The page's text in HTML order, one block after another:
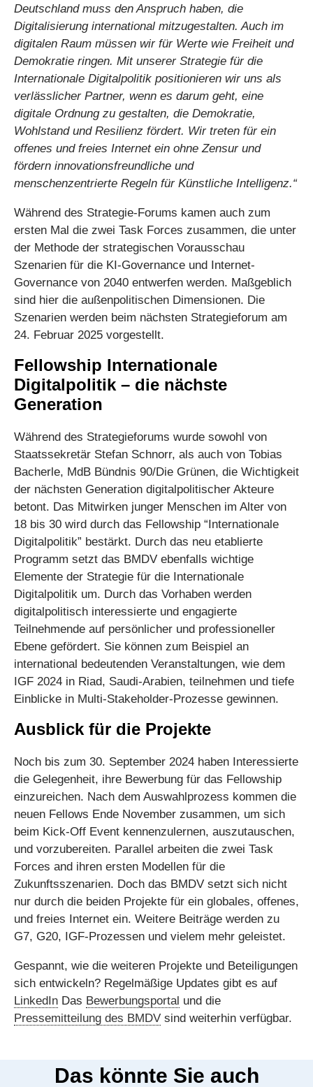
Deutschland muss den Anspruch haben, die
Digitalisierung international mitzugestalten. Auch im
digitalen Raum müssen wir für Werte wie Freiheit und
Demokratie ringen. Mit unserer Strategie für die
Internationale Digitalpolitik positionieren wir uns als
verlässlicher Partner, wenn es darum geht, eine
digitale Ordnung zu gestalten, die Demokratie,
Wohlstand und Resilienz fördert. Wir treten für ein
offenes und freies Internet ein ohne Zensur und
fördern innovationsfreundliche und
menschenzentrierte Regeln für Künstliche Intelligenz.“
Während des Strategie-Forums kamen auch zum
ersten Mal die zwei Task Forces zusammen, die unter
der Methode der strategischen Vorausschau
Szenarien für die KI-Governance und Internet-
Governance von 2040 entwerfen werden. Maßgeblich
sind hier die außenpolitischen Dimensionen. Die
Szenarien werden beim nächsten Strategieforum am
24. Februar 2025 vorgestellt.
Fellowship Internationale
Digitalpolitik – die nächste
Generation
Während des Strategieforums wurde sowohl von
Staatssekretär Stefan Schnorr, als auch von Tobias
Bacherle, MdB Bündnis 90/Die Grünen, die Wichtigkeit
der nächsten Generation digitalpolitischer Akteure
betont. Das Mitwirken junger Menschen im Alter von
18 bis 30 wird durch das Fellowship “Internationale
Digitalpolitik” bestärkt. Durch das neu etablierte
Programm setzt das BMDV ebenfalls wichtige
Elemente der Strategie für die Internationale
Digitalpolitik um. Durch das Vorhaben werden
digitalpolitisch interessierte und engagierte
Teilnehmende auf persönlicher und professioneller
Ebene gefördert. Sie können zum Beispiel an
international bedeutenden Veranstaltungen, wie dem
IGF 2024 in Riad, Saudi-Arabien, teilnehmen und tiefe
Einblicke in Multi-Stakeholder-Prozesse gewinnen.
Ausblick für die Projekte
Noch bis zum 30. September 2024 haben Interessierte
die Gelegenheit, ihre Bewerbung für das Fellowship
einzureichen. Nach dem Auswahlprozess kommen die
neuen Fellows Ende November zusammen, um sich
beim Kick-Off Event kennenzulernen, auszutauschen,
und vorzubereiten. Parallel arbeiten die zwei Task
Forces and ihren ersten Modellen für die
Zukunftsszenarien. Doch das BMDV setzt sich nicht
nur durch die beiden Projekte für ein globales, offenes,
und freies Internet ein. Weitere Beiträge werden zu
G7, G20, IGF-Prozessen und vielem mehr geleistet.
Gespannt, wie die weiteren Projekte und Beteiligungen
sich entwickeln? Regelmäßige Updates gibt es auf
LinkedIn Das Bewerbungsportal und die
Pressemitteilung des BMDV sind weiterhin verfügbar.
Das könnte Sie auch